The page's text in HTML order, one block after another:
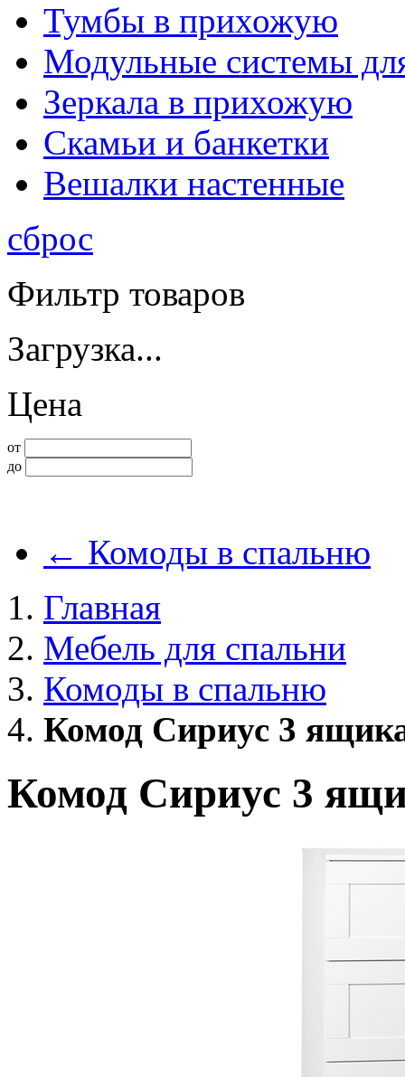
Тумбы в прихожую
Модульные системы
Зеркала в прихожую
Скамьи и банкетки
Вешалки настенные
сброс
Фильтр товаров
Загрузка...
Цена
от
до
← Комоды в спальню
Главная
Мебель для спальни
Комоды в спальню
Комод Сириус 3
Комод Сириус 3